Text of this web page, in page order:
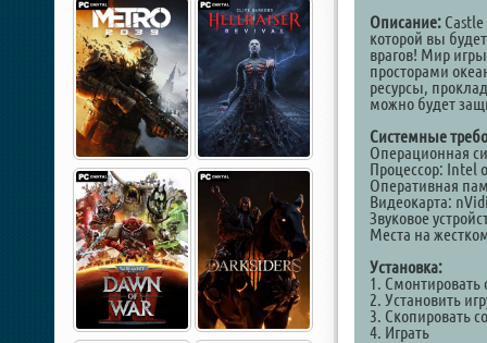
Описание:
которой вы
врагов! Мир
просторами
ресурсы,
можно будет
Системные
Операционная
Процессор: Intel
Оперативная
Видеокарта:
Звуковое
Места на
Установка:
1. Смонтировать
2. Установить
3. Скопировать
4. Играть